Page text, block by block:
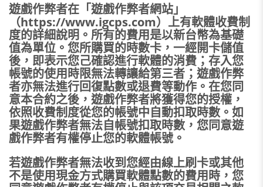
遊戲作弊者在「遊戲作弊者網站」
（https://www.igcps.com）上有軟體收費制
度的詳細說明。所有的費用是以新台幣為基礎
值為單位。您所購買的時數卡，一經開卡儲值
後，即表示您己確認進行軟體的消費；存入您
帳號的使用時限無法轉讓給第三者；遊戲作弊
者亦無法進行回復點數或退費等動作。在您同
意本合約之後，遊戲作弊者將獲得您的授權，
依照收費制度從您的帳號中自動扣取時數。如
果遊戲作弊者無法自帳號扣取時數，您同意遊
戲作弊者有權停止您的軟體帳號。
若遊戲作弊者無法收到您經由線上刷卡或其他
不是使用現金方式購買軟體點數的費用時，您